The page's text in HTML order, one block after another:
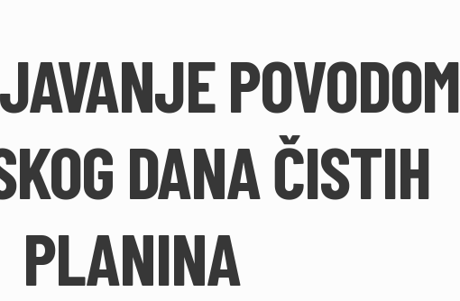
POVODOM
DANA ČISTIH
PLANINA